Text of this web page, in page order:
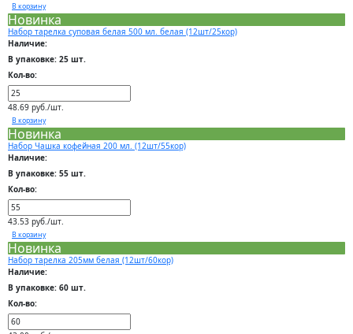
В корзину
Новинка
Набор тарелка суповая белая 500 мл. белая (12шт/25кор)
Наличие:
В упаковке: 25 шт.
Кол-во:
48.69 руб./шт.
В корзину
Новинка
Набор Чашка кофейная 200 мл. (12шт/55кор)
Наличие:
В упаковке: 55 шт.
Кол-во:
43.53 руб./шт.
В корзину
Новинка
Набор тарелка 205мм белая (12шт/60кор)
Наличие:
В упаковке: 60 шт.
Кол-во: